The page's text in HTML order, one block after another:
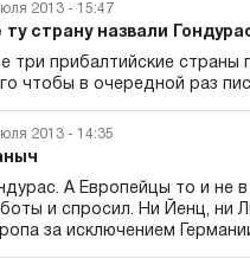
2013 - 15:47
ту страну назвали
три прибалтийские
чтобы в очередной раз
2013 - 14:35
А Европейцы то и не
и спросил. Ни Йенц, ни
за исключением